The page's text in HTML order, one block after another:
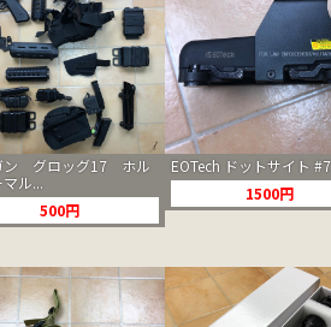
ン グロッグ17 ホル
ル...
500円
EOTech ドットサイト
1500円